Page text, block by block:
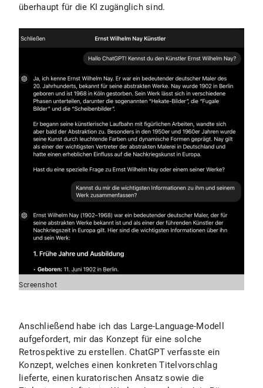
überhaupt für die KI zugänglich sind.
Screenshot
Anschließend habe ich das Large-Language-Modell
aufgefordert, mir das Konzept für eine solche
Retrospektive zu erstellen. ChatGPT verfasste ein
Konzept, welches einen konkreten Titelvorschlag
lieferte, einen kuratorischen Ansatz sowie die